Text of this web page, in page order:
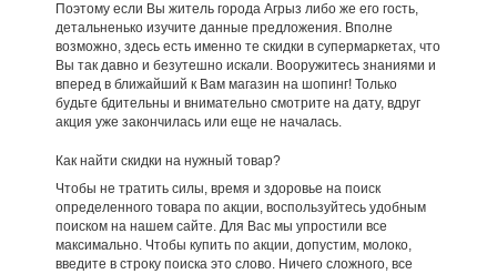
Поэтому если Вы житель города Агрыз либо же его гость,
детальненько изучите данные предложения. Вполне
возможно, здесь есть именно те скидки в супермаркетах, что
Вы так давно и безутешно искали. Вооружитесь знаниями и
вперед в ближайший к Вам магазин на шопинг! Только
будьте бдительны и внимательно смотрите на дату, вдруг
акция уже закончилась или еще не началась.
Как найти скидки на нужный товар?
Чтобы не тратить силы, время и здоровье на поиск
определенного товара по акции, воспользуйтесь удобным
поиском на нашем сайте. Для Вас мы упростили все
максимально. Чтобы купить по акции, допустим, молоко,
введите в строку поиска это слово. Ничего сложного, все